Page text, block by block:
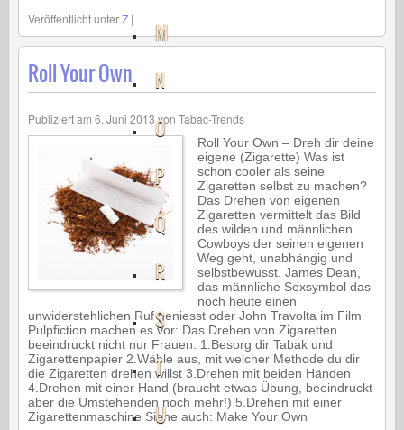
M
N
O
P
Q
R
S
T
U
Veröffentlicht unterZ |
Roll Your Own
Publiziert am 6. Juni 2013 von Tabac-Trends
Roll Your Own – Dreh dir deine
eigene (Zigarette) Was ist
schon cooler als seine
Zigaretten selbst zu machen?
Das Drehen von eigenen
Zigaretten vermittelt das Bild
des wilden und männlichen
Cowboys der seinen eigenen
Weg geht, unabhängig und
selbstbewusst. James Dean,
das männliche Sexsymbol das
noch heute einen
unwiderstehlichen Ruf geniesst oder John Travolta im Film
Pulpfiction machen es vor: Das Drehen von Zigaretten
beeindruckt nicht nur Frauen. 1.Besorg dir Tabak und
Zigarettenpapier 2.Wähle aus, mit welcher Methode du dir
die Zigaretten drehen willst 3.Drehen mit beiden Händen
4.Drehen mit einer Hand (braucht etwas Übung, beeindruckt
aber die Umstehenden noch mehr!) 5.Drehen mit einer
Zigarettenmaschine Siehe auch: Make Your Own